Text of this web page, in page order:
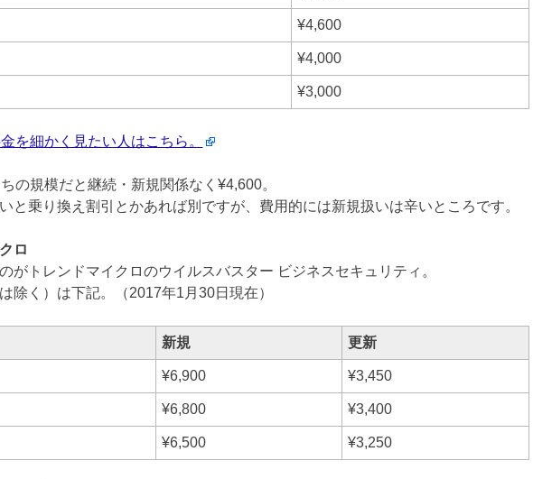
¥4,600
¥4,000
¥3,000
を細かく見たい人はこちら。
の規模だと継続・新規関係なく¥4,600。
と乗り換え割引とかあれば別ですが、費用的には新規扱いは辛いところです。
ロ
がトレンドマイクロのウイルスバスター ビジネスセキュリティ。
除く）は下記。（2017年1月30日現在）
新規 更新
¥6,900 ¥3,450
¥6,800 ¥3,400
¥6,500 ¥3,250